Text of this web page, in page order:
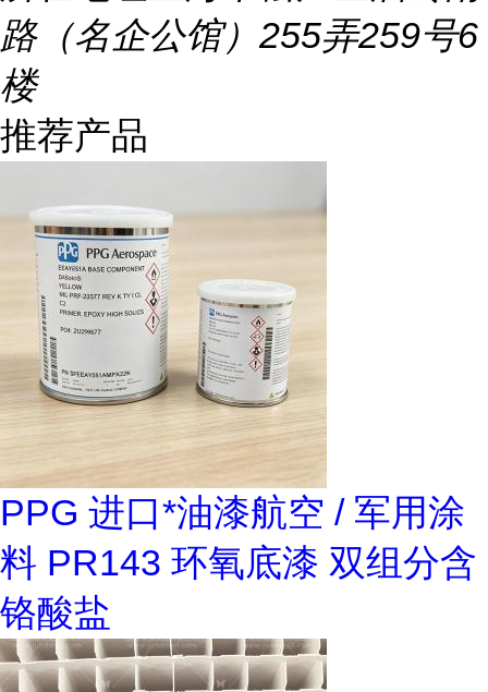
路（名企公馆）255弄259号6
楼
推荐产品
PPG 进口*油漆航空 / 军用涂
料 PR143 环氧底漆 双组分含
铬酸盐